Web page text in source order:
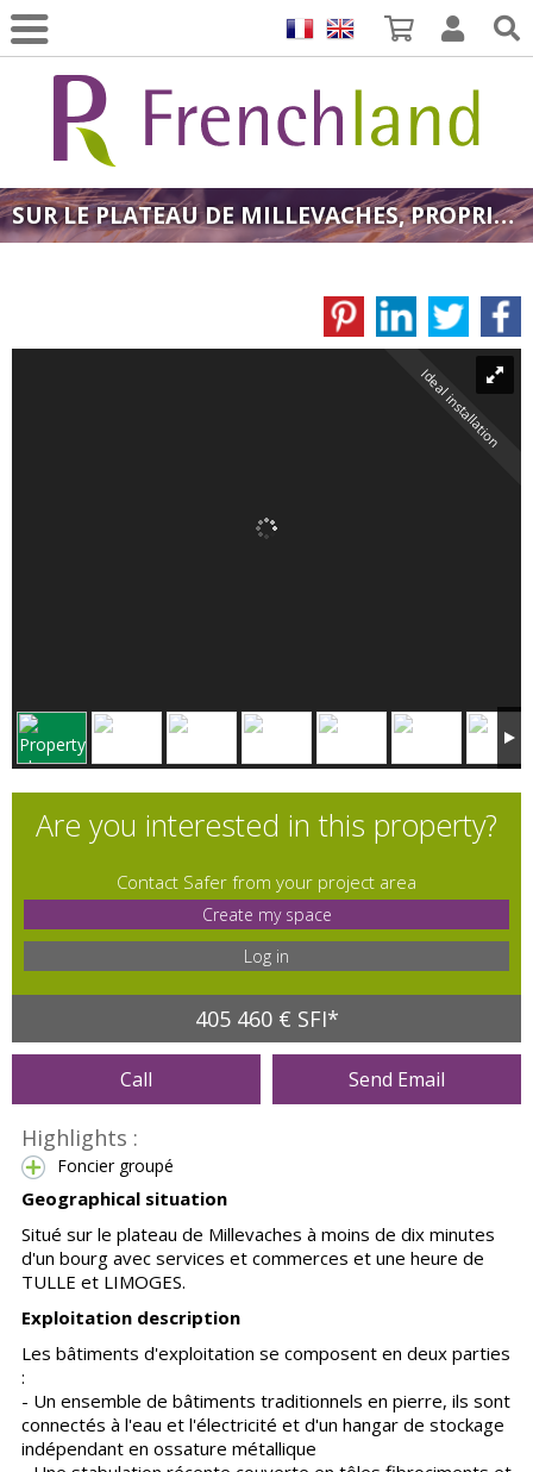
SUR LE PLATEAU DE MILLEVACHES, PROPRIÉTÉ D'ENVIRON 83,5 HA GROUPÉS AVEC BÂTIMENTS D'EXPLOITATIONS POUR PROJET D'INSTALLATION AGRICOLE
Ideal installation
Are you interested in this property?
Contact Safer from your project area
Create my space
Log in
405 460 € SFI*
Call Send Email
Highlights :
Foncier groupé
Geographical situation
Situé sur le plateau de Millevaches à moins de dix minutes
d'un bourg avec services et commerces et une heure de
TULLE et LIMOGES.
Exploitation description
Les bâtiments d'exploitation se composent en deux parties
:
- Un ensemble de bâtiments traditionnels en pierre, ils sont
connectés à l'eau et l'électricité et d'un hangar de stockage
indépendant en ossature métallique